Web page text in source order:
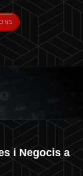
i Negocis a